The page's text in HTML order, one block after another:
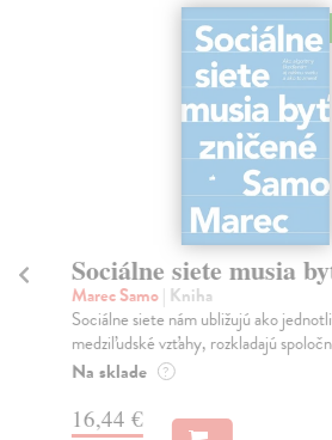
Sociálne siete musia
Marec Samo| Kniha
Sociálne siete nám ubližujú ako
medziľudské vzťahy, rozkladajú
Na sklade ?
16,44 €